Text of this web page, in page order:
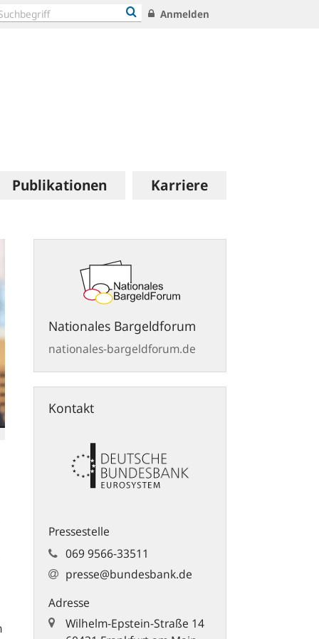
Anmelden
Publikationen Karriere
Nationales Bargeldforum
bargeldforum.de
nationales-bargeldforum.de
Kontakt
Pressestelle
069 9566-33511
presse@bundesbank.de
Adresse
Wilhelm-Epstein-Straße 14